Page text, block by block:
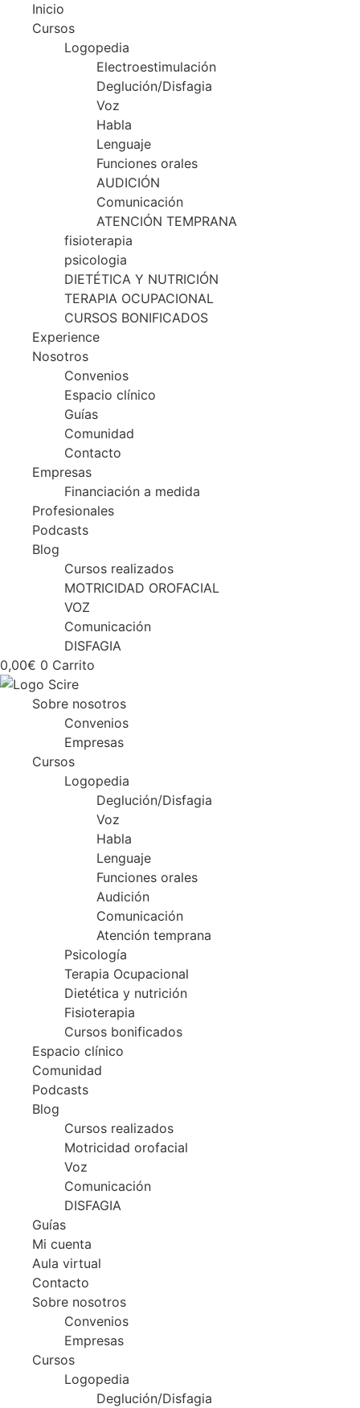
Inicio
Cursos
Logopedia
Electroestimulación
Deglución/Disfagia
Voz
Habla
Lenguaje
Funciones orales
AUDICIÓN
Comunicación
ATENCIÓN TEMPRANA
fisioterapia
psicologia
DIETÉTICA Y NUTRICIÓN
TERAPIA OCUPACIONAL
CURSOS BONIFICADOS
Experience
Nosotros
Convenios
Espacio clínico
Guías
Comunidad
Contacto
Empresas
Financiación a medida
Profesionales
Podcasts
Blog
Cursos realizados
MOTRICIDAD OROFACIAL
VOZ
Comunicación
DISFAGIA
0,00€ 0 Carrito
Sobre nosotros
Convenios
Empresas
Cursos
Logopedia
Deglución/Disfagia
Voz
Habla
Lenguaje
Funciones orales
Audición
Comunicación
Atención temprana
Psicología
Terapia Ocupacional
Dietética y nutrición
Fisioterapia
Cursos bonificados
Espacio clínico
Comunidad
Podcasts
Blog
Cursos realizados
Motricidad orofacial
Voz
Comunicación
DISFAGIA
Guías
Mi cuenta
Aula virtual
Contacto
Sobre nosotros
Convenios
Empresas
Cursos
Logopedia
Deglución/Disfagia